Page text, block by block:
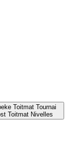
Toitmat Tournai
Toitmat Nivelles